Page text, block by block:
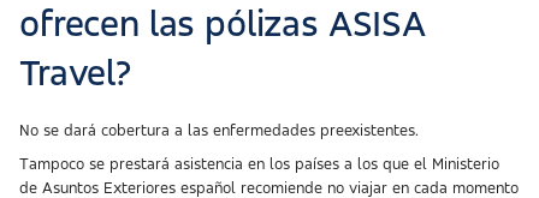
ofrecen las pólizas ASISA
Travel?
No se dará cobertura a las enfermedades preexistentes.
Tampoco se prestará asistencia en los países a los que el Ministerio
de Asuntos Exteriores español recomiende no viajar en cada momento